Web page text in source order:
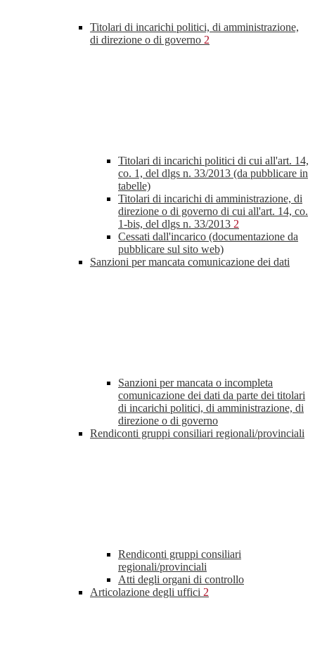
Titolari di incarichi politici, di amministrazione,
di direzione o di governo 2
Titolari di incarichi politici di cui all'art. 14,
co. 1, del dlgs n. 33/2013 (da pubblicare in
tabelle)
Titolari di incarichi di amministrazione, di
direzione o di governo di cui all'art. 14, co.
1-bis, del dlgs n. 33/2013 2
Cessati dall'incarico (documentazione da
pubblicare sul sito web)
Sanzioni per mancata comunicazione dei dati
Sanzioni per mancata o incompleta
comunicazione dei dati da parte dei titolari
di incarichi politici, di amministrazione, di
direzione o di governo
Rendiconti gruppi consiliari regionali/provinciali
Rendiconti gruppi consiliari
regionali/provinciali
Atti degli organi di controllo
Articolazione degli uffici 2